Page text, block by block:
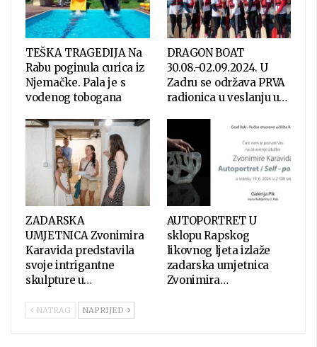
TEŠKA TRAGEDIJA Na
Rabu poginula curica iz
Njemačke. Pala je s
vodenog tobogana
DRAGON BOAT
30.08.-02.09.2024. U
Zadru se održava PRVA
radionica u veslanju u…
ZADARSKA
UMJETNICA Zvonimira
Karavida predstavila
svoje intrigantne
skulpture u…
AUTOPORTRET U
sklopu Rapskog
likovnog ljeta izlaže
zadarska umjetnica
Zvonimira…
NATRAG NAPRIJED